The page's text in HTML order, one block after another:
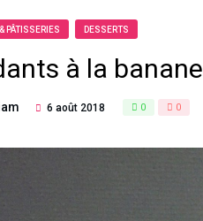
PÂTISSERIES DESSERTS
à la banane
6 août 2018 0 0